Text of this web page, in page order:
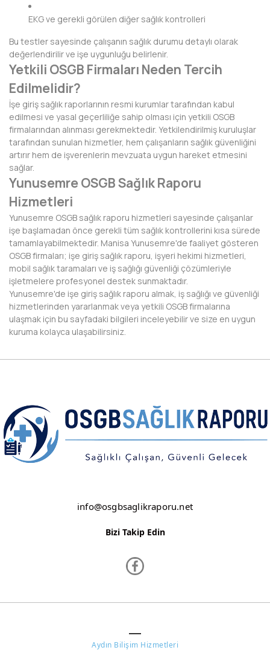
KASTAMONU
KAYSERİ
KIRIKKALE
KIRKLARELİ
KIRŞEHİR
KOCAELİ
KONYA
KÜTAHYA
MALATYA
MANİSA
MARDİN
MERSİN
MUĞLA
NEVŞEHİR
NİĞDE
ORDU
EKG ve gerekli görülen diğer sağlık kontrolleri
Bu testler sayesinde çalışanın sağlık durumu detaylı olarak
değerlendirilir ve işe uygunluğu belirlenir.
Yetkili OSGB Firmaları Neden Tercih
Edilmelidir?
İşe giriş sağlık raporlarının resmi kurumlar tarafından kabul
edilmesi ve yasal geçerliliğe sahip olması için yetkili OSGB
firmalarından alınması gerekmektedir. Yetkilendirilmiş kuruluşlar
tarafından sunulan hizmetler, hem çalışanların sağlık güvenliğini
artırır hem de işverenlerin mevzuata uygun hareket etmesini
sağlar.
Yunusemre OSGB Sağlık Raporu
Hizmetleri
Yunusemre OSGB sağlık raporu hizmetleri sayesinde çalışanlar
işe başlamadan önce gerekli tüm sağlık kontrollerini kısa sürede
tamamlayabilmektedir. Manisa Yunusemre'de faaliyet gösteren
OSGB firmaları; işe giriş sağlık raporu, işyeri hekimi hizmetleri,
mobil sağlık taramaları ve iş sağlığı güvenliği çözümleriyle
işletmelere profesyonel destek sunmaktadır.
Yunusemre'de işe giriş sağlık raporu almak, iş sağlığı ve güvenliği
hizmetlerinden yararlanmak veya yetkili OSGB firmalarına
ulaşmak için bu sayfadaki bilgileri inceleyebilir ve size en uygun
kuruma kolayca ulaşabilirsiniz.
info@osgbsaglikraporu.net
Bizi Takip Edin
Aydın Bilişim Hizmetleri